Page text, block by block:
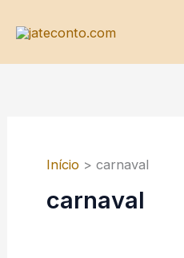
para
Início carnaval
carnaval